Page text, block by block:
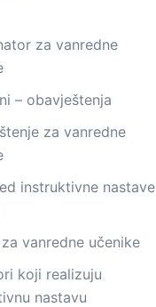
za vanredne
– obavještenja
za vanredne
instruktivne nastave
vanredne učenike
koji realizuju
nastavu